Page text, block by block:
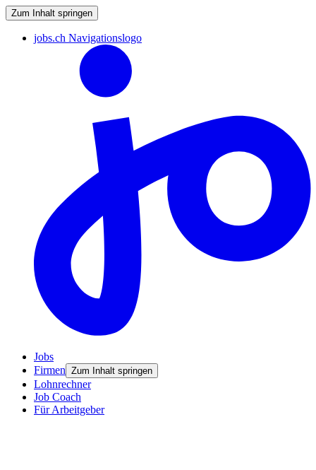
Zum Inhalt springen
jobs.ch Navigationslogo
Jobs
Firmen Zum Inhalt springen
Lohnrechner
Job Coach
Für Arbeitgeber